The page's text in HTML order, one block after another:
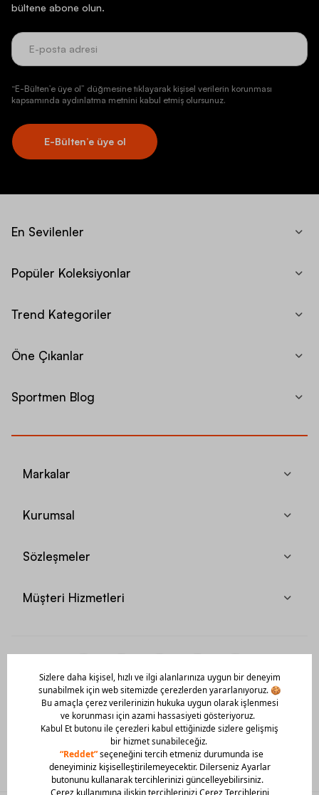
bültene abone olun.
“E-Bülten’e üye ol” düğmesine tıklayarak kişisel verilerin korunması
kapsamında aydınlatma metnini kabul etmiş olursunuz.
E-Bülten’e üye ol
En Sevilenler
Popüler Koleksiyonlar
Trend Kategoriler
Öne Çıkanlar
Sportmen Blog
Markalar
Kurumsal
Sözleşmeler
Müşteri Hizmetleri
Mobil Uygulamamızı Hemen İndir!